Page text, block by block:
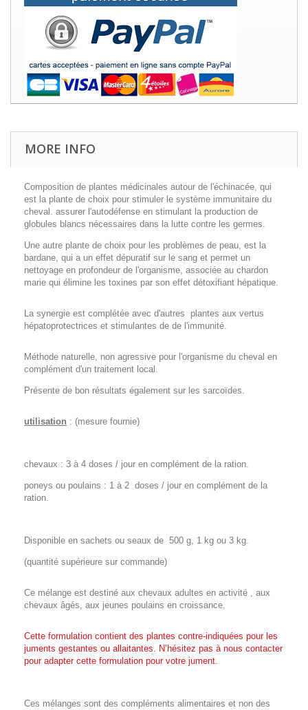
MORE INFO
Composition de plantes médicinales autour de l'échinacée, qui
est la plante de choix pour stimuler le système immunitaire du
cheval. assurer l'autodéfense en stimulant la production de
globules blancs nécessaires dans la lutte contre les germes.
Une autre plante de choix pour les problèmes de peau, est la
bardane, qui a un effet dépuratif sur le sang et permet un
nettoyage en profondeur de l'organisme, associée au chardon
marie qui élimine les toxines par son effet détoxifiant hépatique.
La synergie est complétée avec d'autres plantes aux vertus
hépatoprotectrices et stimulantes de de l'immunité.
Méthode naturelle, non agressive pour l'organisme du cheval en
complément d'un traitement local.
Présente de bon résultats également sur les sarcoïdes.
utilisation : (mesure fournie)
chevaux : 3 à 4 doses / jour en complément de la ration.
poneys ou poulains : 1 à 2 doses / jour en complément de la
ration.
Disponible en sachets ou seaux de 500 g, 1 kg ou 3 kg.
(quantité supérieure sur commande)
Ce mélange est destiné aux chevaux adultes en activité , aux
chevaux âgés, aux jeunes poulains en croissance.
Cette formulation contient des plantes contre-indiquées pour les
juments gestantes ou allaitantes. N’hésitez pas à nous contacter
pour adapter cette formulation pour votre jument.
Ces mélanges sont des compléments alimentaires et non des